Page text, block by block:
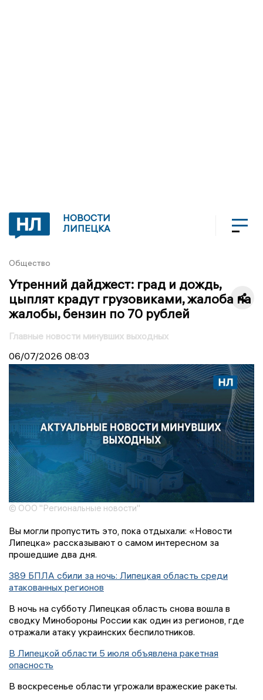
НОВОСТИ
ЛИПЕЦКА
Общество
Утренний дайджест: град и дождь,
цыплят крадут грузовиками, жалоба на
жалобы, бензин по 70 рублей
Главные новости минувших выходных
06/07/2026 08:03
© ООО "Региональные новости"
Вы могли пропустить это, пока отдыхали: «Новости
Липецка» рассказывают о самом интересном за
прошедшие два дня.
389 БПЛА сбили за ночь: Липецкая область среди
атакованных регионов
В ночь на субботу Липецкая область снова вошла в
сводку Минобороны России как один из регионов, где
отражали атаку украинских беспилотников.
В Липецкой области 5 июля объявлена ракетная
опасность
В воскресенье области угрожали вражеские ракеты.